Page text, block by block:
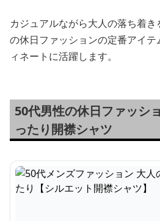
カジュアルながら大人の落ち着
の休日ファッションの定番アイ
ィネートに活躍します。
50代男性の休日ファッシ
ったり開襟シャツ